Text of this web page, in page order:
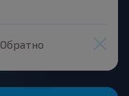
Обратно